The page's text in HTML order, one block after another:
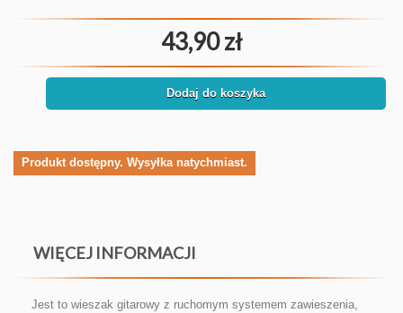
43,90 zł
Dodaj do koszyka
Produkt dostępny. Wysyłka natychmiast.
WIĘCEJ INFORMACJI
Jest to wieszak gitarowy z ruchomym systemem zawieszenia,